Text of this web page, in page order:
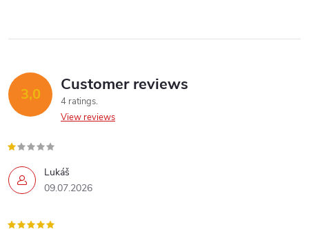
c
n
t
r
o
l
s
3,0 Customer reviews
4 ratings
View reviews
Lukáš
09.07.2026